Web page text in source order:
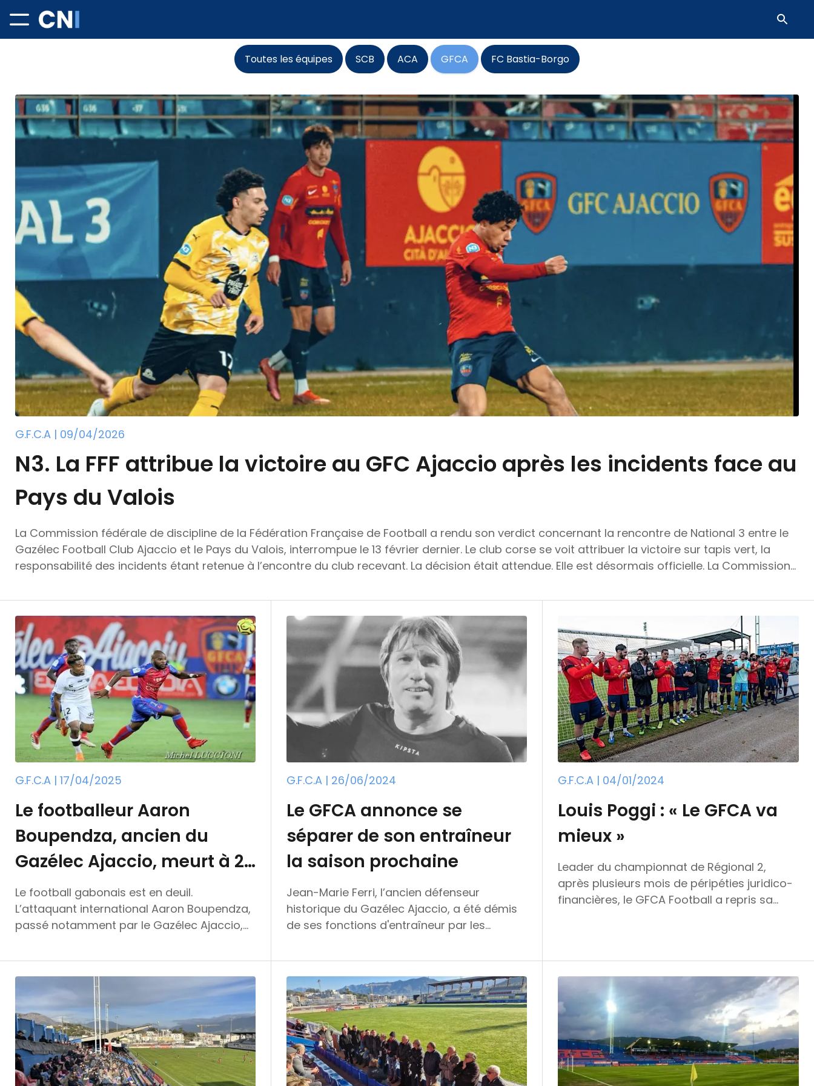
Toutes les équipes SCB ACA GFCA FC Bastia-Borgo
G.F.C.A | 09/04/2026
N3. La FFF attribue la victoire au GFC Ajaccio après les incidents face au
Pays du Valois
La Commission fédérale de discipline de la Fédération Française de Football a rendu son verdict concernant la rencontre de National 3 entre le
Gazélec Football Club Ajaccio et le Pays du Valois, interrompue le 13 février dernier. Le club corse se voit attribuer la victoire sur tapis vert, la
responsabilité des incidents étant retenue à l’encontre du club recevant. La décision était attendue. Elle est désormais officielle. La Commission
Gazélec Football Club Ajaccio, arrêté dans les derniers instants le 13 février dernier. Alors que la rencontre touchait à son terme, des incidents
sérieux avaient conduit l’arbitre à interrompre définitivement la partie. Un spectateur avait pénétré dans la zone de jeu pour bousculer un joueur
ajaccien, avant qu’un projectile ne soit lancé depuis les tribunes. Touché à…
G.F.C.A | 17/04/2025
Le footballeur Aaron
Boupendza, ancien du
Gazélec Ajaccio, meurt à 28
ans en Chine
Le football gabonais est en deuil.
L’attaquant international Aaron Boupendza,
passé notamment par le Gazélec Ajaccio,
11e étage de son immeuble en Chine, a
annoncé la Fédération gabonaise de
football. Ce mercredi, la Fédération
gabonaise de football a annoncé la mort
d’Aaron Boupendza, attaquant international
de 28 ans, victime d’une chute mortelle du
11ᵉ étage de son immeuble en Chine. « Aaron
Boupendza vient de nous quitter suite à une
G.F.C.A | 26/06/2024
Le GFCA annonce se
séparer de son entraîneur
la saison prochaine
Jean-Marie Ferri, l’ancien défenseur
historique du Gazélec Ajaccio, a été démis
de ses fonctions d'entraîneur par les
mercredi 26 juin via un communiqué sur les
réseaux sociaux du GFCA : "A l’aube de
cette nouvelle saison, le GFCA informe
l’ensemble de ses supporters de la fin de sa
collaboration avec l’entraîneur de l’équipe
première, Jean-Marie Ferri. L’ensemble du
club tient à le remercier." Jean-Marie Ferri a
passé 14 saisons au GFCA entre 1983 et 1997
G.F.C.A | 04/01/2024
​Louis Poggi : « Le GFCA va
mieux »
Leader du championnat de Régional 2,
après plusieurs mois de péripéties juridico-
financières, le GFCA Football a repris sa
nouvelle équipe dirigeante de passionnés,
animée par Louis Poggi, le nouveau
président, le club rouge et bleu poursuit sa
remise en selle au niveau sportif. En
attendant mieux. - Le club est désormais
leader de R2, après un début de
championnat difficile, c’est une satisfaction
? - Vous savez, nous avons surtout souhaité